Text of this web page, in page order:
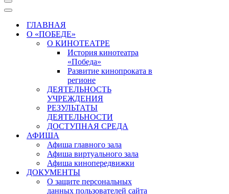
Меню
навигации
Меню
навигацииГЛАВНАЯ
О «ПОБЕДЕ»
О КИНОТЕАТРЕ
История кинотеатра
«Победа»
Развитие кинопроката в
регионе
ДЕЯТЕЛЬНОСТЬ
УЧРЕЖДЕНИЯ
РЕЗУЛЬТАТЫ
ДЕЯТЕЛЬНОСТИ
ДОСТУПНАЯ СРЕДА
АФИША
Афиша главного зала
Афиша виртуального зала
Афиша кинопередвижки
ДОКУМЕНТЫ
О защите персональных
данных пользователей сайта